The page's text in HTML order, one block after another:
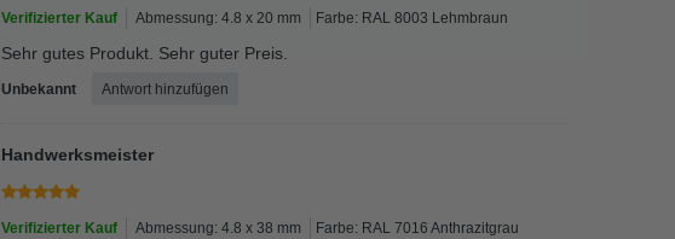
Verifizierter Kauf Abmessung: 4.8 x 20 mm Farbe: RAL 8003 Lehmbraun
Sehr gutes Produkt. Sehr guter Preis.
Unbekannt Antwort hinzufügen
Handwerksmeister
Verifizierter Kauf Abmessung: 4.8 x 38 mm Farbe: RAL 7016 Anthrazitgrau